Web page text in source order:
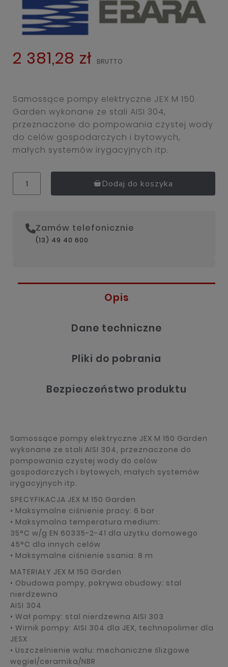
2 381,28 zł
Samossące pompy elektryczne JEX M 150
Garden wykonane ze stali AISI 304,
przeznaczone do pompowania czystej wody
do celów gospodarczych i bytowych,
małych systemów irygacyjnych itp.
Dodaj do koszyka
Zamów telefonicznie
(13) 49 40 600
Opis
Dane techniczne
Pliki do pobrania
Bezpieczeństwo produktu
Samossące pompy elektryczne JEX M 150 Garden
wykonane ze stali AISI 304, przeznaczone do
pompowania czystej wody do celów
gospodarczych i bytowych, małych systemów
irygacyjnych itp.
SPECYFIKACJA JEX M 150 Garden
• Maksymalne ciśnienie pracy: 6 bar
• Maksymalna temperatura medium:
35°C w/g EN 60335-2-41 dla użytku domowego
45°C dla innych celów
• Maksymalne ciśnienie ssania: 8 m
MATERIAŁY JEX M 150 Garden
• Obudowa pompy, pokrywa obudowy: stal
nierdzewna
AISI 304
• Wał pompy: stal nierdzewna AISI 303
• Wirnik pompy: AISI 304 dla JEX, technopolimer dla
JESX
• Uszczelnienie wału: mechaniczne ślizgowe
węgiel/ceramika/NBR